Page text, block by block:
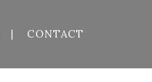
CONTACT